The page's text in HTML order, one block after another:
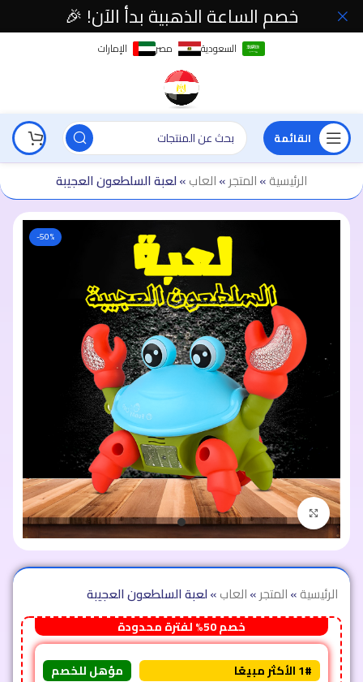
السعودية مصر الإمارات
القائمة
الرئيسية»المتجر»العاب»لعبة السلطعون العجيبة
-50%
اضغط للتكبير
الرئيسية»المتجر»العاب»لعبة السلطعون العجيبة
خصم 50% لفترة محدودة
1# الأكثر مبيعًا مؤهل للخصم
خصم الساعة الذهبية بدأ الآن! 🎉